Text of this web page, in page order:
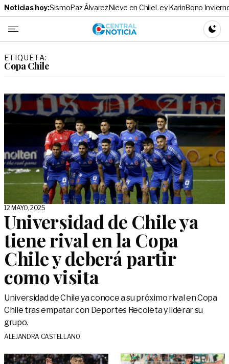
Noticias hoy:SismoPaz ÁlvarezNieve en ChileLey KarinBono
Central
ETIQUETA:
Copa Chile
12 MAYO, 2025
Universidad de Chile ya
tiene rival en la Copa
Chile y deberá partir
como visita
Universidad de Chile ya conoce a su próximo rival en Copa
Chile tras empatar con Deportes Recoleta y liderar su
grupo.
ALEJANDRA CASTELLANO